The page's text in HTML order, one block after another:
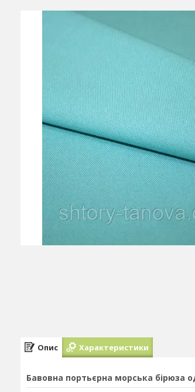
Опис Характеристики
Бавовна портьєрна морська бірюза